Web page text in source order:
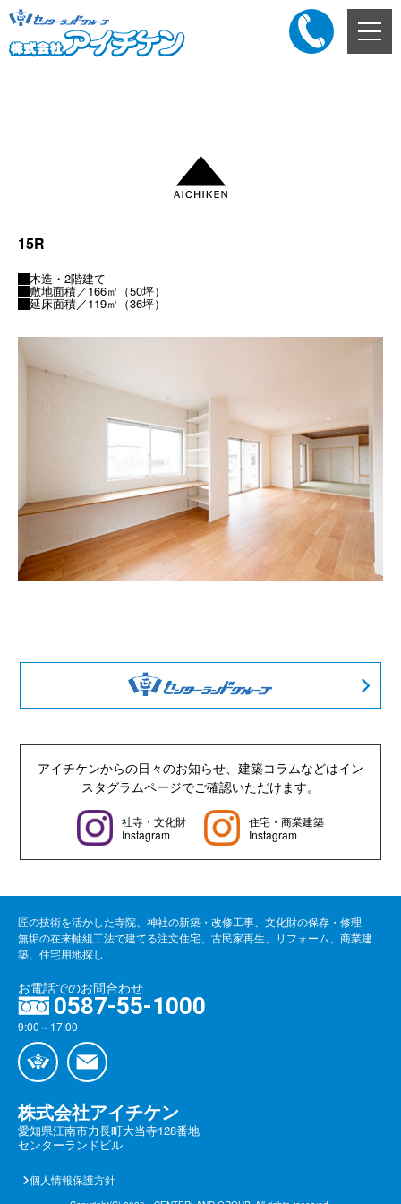
メ
ニ
15R
木造・2階建て
敷地面積／166㎡（50坪）
延床面積／119㎡（36坪）
アイチケンからの日々のお知らせ、建築コラムなどはイン
スタグラムページでご確認いただけます。
社寺・文化財
Instagram
住宅・商業建築
Instagram
匠の技術を活かした寺院、神社の新築・改修工事、文化財の保存・修理
無垢の在来軸組工法で建てる注文住宅、古民家再生、リフォーム、商業建
築、住宅用地探し
株式会社アイチケン
愛知県江南市力長町大当寺128番地
センターランドビル
お電話でのお問合わせ
0587-55-1000
9:00～17:00
個人情報保護方針